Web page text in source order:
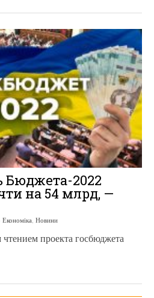
Бюджета-2022
на 54 млрд, —
Економіка, Новини
проекта госбюджета